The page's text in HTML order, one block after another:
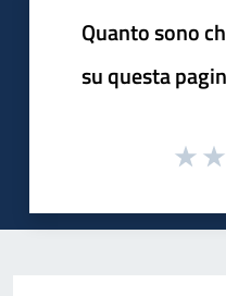
Quanto sono
su questa